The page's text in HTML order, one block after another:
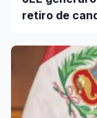
retiro de